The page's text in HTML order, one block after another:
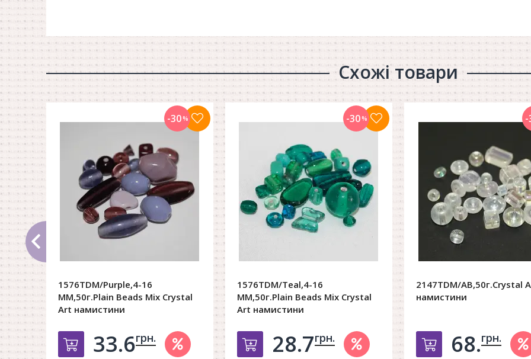
Схожі товари
1576TDM/Purple,4-16
MM,50г.Plain Beads Mix Crystal
Art намистини
Добавить в корзину
33.6грн.
-30%
1576TDM/Teal,4-16
MM,50г.Plain Beads Mix Crystal
Art намистини
Добавить в корзину
28.7грн.
-30%
2147TDM/AB,50г.Crystal
намистини
Добавить в
68.грн.
-